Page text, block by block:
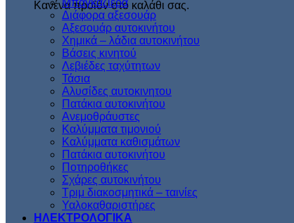
Κανένα προϊόν στο καλάθι σας.
Μπαγκαζιέρα
Διάφορα αξεσουάρ
Αξεσουάρ αυτοκινήτου
Χημικά – λάδια αυτοκινήτου
Βάσεις κινητού
Λεβιέδες ταχύτητων
Τάσια
Αλυσίδες αυτοκινητου
Πατάκια αυτοκινήτου
Ανεμοθράυστες
Καλύμματα τιμονιού
Καλύμματα καθισμάτων
Πατάκια αυτοκινήτου
Ποτηροθήκες
Σχάρες αυτοκινήτου
Τριμ διακοσμητικά – ταινίες
Υαλοκαθαριστήρες
ΗΛΕΚΤΡΟΛΟΓΙΚΑ